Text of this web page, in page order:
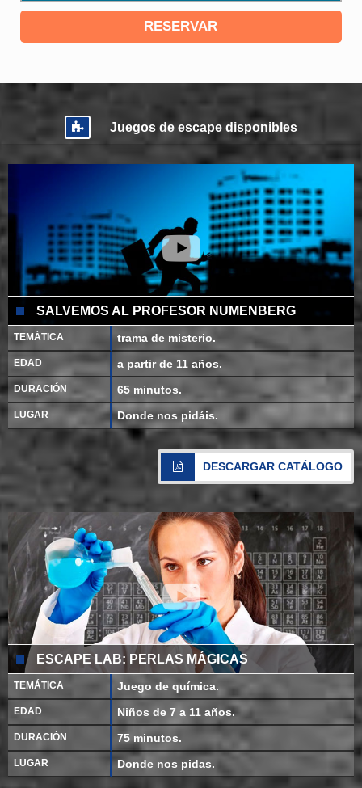
RESERVAR
Juegos de escape disponibles
SALVEMOS AL PROFESOR NUMENBERG
TEMÁTICA trama de misterio.
EDAD a partir de 11 años.
DURACIÓN 65 minutos.
LUGAR Donde nos pidáis.
DESCARGAR CATÁLOGO
ESCAPE LAB: PERLAS MÁGICAS
TEMÁTICA Juego de química.
EDAD Niños de 7 a 11 años.
DURACIÓN 75 minutos.
LUGAR Donde nos pidas.